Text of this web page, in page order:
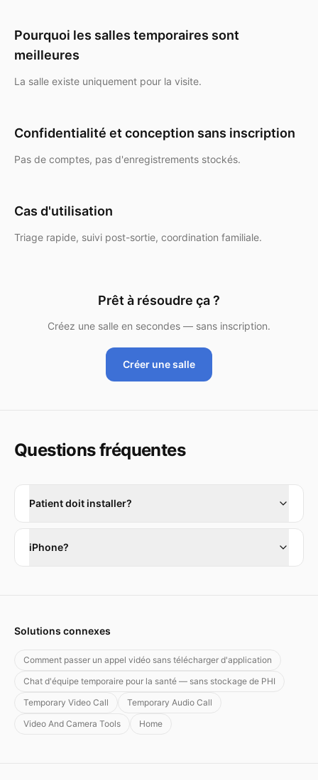
Pourquoi les salles temporaires sont
meilleures
La salle existe uniquement pour la visite.
Confidentialité et conception sans inscription
Pas de comptes, pas d'enregistrements stockés.
Cas d'utilisation
Triage rapide, suivi post-sortie, coordination familiale.
Prêt à résoudre ça ?
Créez une salle en secondes — sans inscription.
Créer une salle
Questions fréquentes
Patient doit installer?
iPhone?
Solutions connexes
Comment passer un appel vidéo sans télécharger d'application
Chat d'équipe temporaire pour la santé — sans stockage de PHI
Temporary Video Call
Temporary Audio Call
Video And Camera Tools
Home